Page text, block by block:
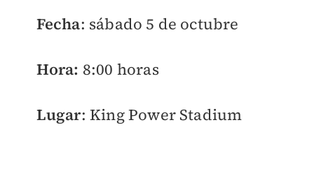
Fecha: sábado 5 de octubre
Hora: 8:00 horas
Lugar: King Power Stadium